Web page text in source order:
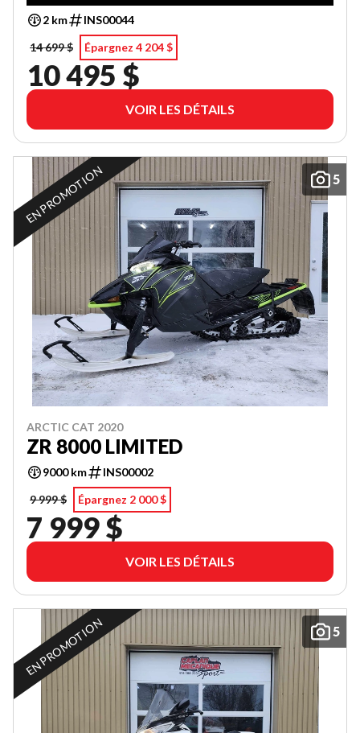
2 km
INS00044
14 699 $
Épargnez 4 204 $
10 495 $
VOIR LES DÉTAILS
5
EN PROMOTION
ARCTIC CAT 2020
ZR 8000 LIMITED
9000 km
INS00002
9 999 $
Épargnez 2 000 $
7 999 $
VOIR LES DÉTAILS
5
EN PROMOTION